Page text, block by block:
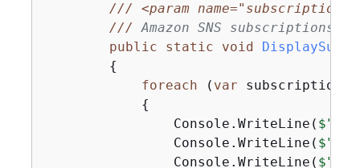
///
<param
/// Amazon SNS subscriptions.
public
static void
{
foreach ( var subscription
{
                Console.WriteLine(
                Console.WriteLine(
                Console.WriteLine(